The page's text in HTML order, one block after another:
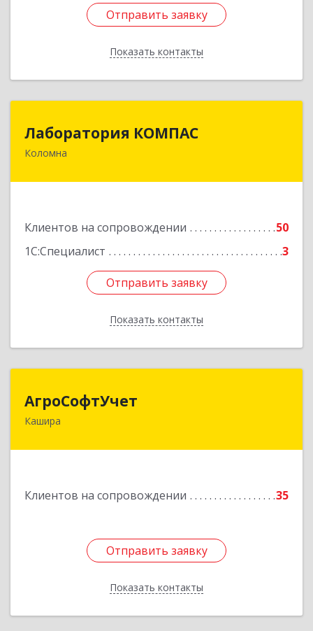
Отправить заявку
Показать контакты
Отправить заявку
Назад
Лаборатория КОМПАС
Коломна
Клиентов на сопровождении
50
1С:Специалист
3
Отправить заявку
Показать контакты
140415, Московская обл, Коломна г, Л.Толстого
Отправить заявку
Назад
АгроСофтУчет
Кашира
Клиентов на сопровождении 35
Отправить заявку
Показать контакты
142932, Московская обл, г.о.Кашира, Каменка д,
Отправить заявку
Назад